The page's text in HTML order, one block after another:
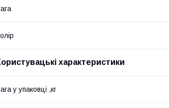
характеристики
у упаковці ,кг